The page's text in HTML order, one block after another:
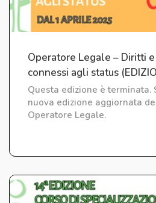
Operatore Legale – Diritti
connessi agli status
CONCLUSA)
Questa edizione è terminata.
nuova edizione aggiornata
Operatore Legale.